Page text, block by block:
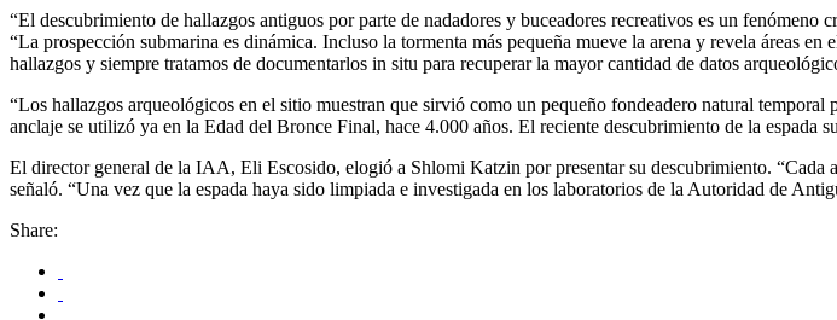
“El descubrimiento de hallazgos antiguos por parte de nadadores y buceadores recreativos es un
“La prospección submarina es dinámica. Incluso la tormenta más pequeña mueve la arena y revela áreas
hallazgos y siempre tratamos de documentarlos in situ para recuperar la mayor cantidad de datos
“Los hallazgos arqueológicos en el sitio muestran que sirvió como un pequeño fondeadero natural
anclaje se utilizó ya en la Edad del Bronce Final, hace 4.000 años. El reciente descubrimiento de la
El director general de la IAA, Eli Escosido, elogió a Shlomi Katzin por presentar su descubrimiento. “Cada
señaló. “Una vez que la espada haya sido limpiada e investigada en los laboratorios de la Autoridad de
Share: